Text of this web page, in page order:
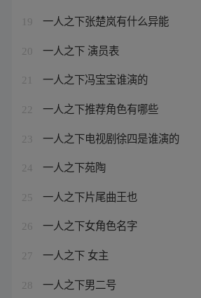
19 一人之下张楚岚有什么异能
20 一人之下 演员表
21 一人之下冯宝宝谁演的
22 一人之下推荐角色有哪些
23 一人之下电视剧徐四是谁演的
24 一人之下苑陶
25 一人之下片尾曲王也
26 一人之下女角色名字
27 一人之下 女主
28 一人之下男二号